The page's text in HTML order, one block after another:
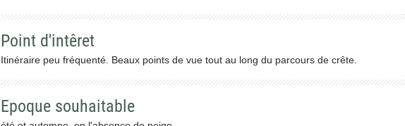
Point d'intêret
Itinéraire peu fréquenté. Beaux points de vue tout au long du parcours de crête.
Epoque souhaitable